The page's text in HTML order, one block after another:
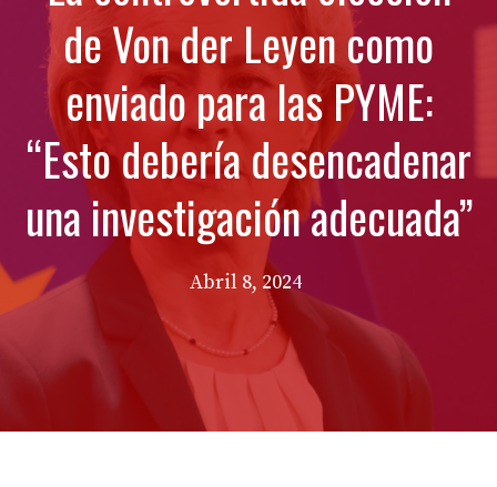
de Von der Leyen como
enviado para las PYME:
“Esto debería desencadenar
una investigación adecuada”
Abril 8, 2024